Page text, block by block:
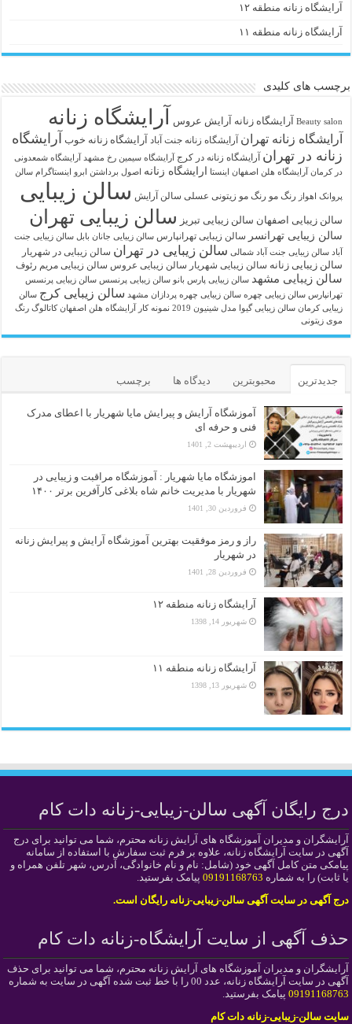
آرایشگاه زنانه منطقه ۱۲
آرایشگاه زنانه منطقه ۱۱
برچسب های کلیدی
Beauty salon آرايشگاه زنانه آرایش عروس آرایشگاه زنانه
آرایشگاه زنانه تهران آرایشگاه زنانه جنت آباد آرایشگاه زنانه خوب آرایشگاه
زنانه در تهران آرایشگاه زنانه در کرج آرایشگاه سیمین رخ مشهد
آرایشگاه شمعدونی
در کرمان آرایشگاه هلن اصفهان اینستا ارایشگاه زنانه اصول برداشتن ابرو اینستاگرام سالن
پروانک اهواز رنگ مو رنگ مو زیتونی عسلی سالن آرایش سالن زیبایی
سالن زیبایی اصفهان سالن زیبایی تبریز سالن زیبایی تهران
سالن زیبایی تهرانسر سالن زیبایی تهرانپارس سالن زیبایی جانان بابل سالن زیبایی جنت
آباد سالن زیبایی جنت آباد شمالی سالن زیبایی در تهران سالن زیبایی در شهریار
سالن زیبایی زنانه سالن زیبایی شهریار سالن زیبایی عروس سالن زیبایی مریم رئوف
سالن زیبایی مشهد سالن زیبایی پارس بانو سالن زیبایی پرنسس سالن زیبایی پرنسس
تهرانپارس سالن زیبایی چهره سالن زیبایی چهره پردازان مشهد سالن زیبایی کرج سالن
زیبایی کرمان سالن زیبایی گیوا مدل شینیون 2019 نمونه کار آرایشگاه هلن اصفهان کاتالوگ رنگ
موی زیتونی
جدیدترین محبوبترین دیدگاه ها برچسب
آموزشگاه آرایش و پیرایش مایا شهریار با اعطای مدرک
فنی و حرفه ای
اردیبهشت 2, 1401
اموزشگاه مایا شهریار : آموزشگاه مراقبت و زیبایی در
شهریار با مدیریت خانم شاه بلاغی کارآفرین برتر ۱۴۰۰
فروردین 30, 1401
راز و رمز موفقیت بهترین آموزشگاه آرایش و پیرایش زنانه
در شهریار
فروردین 28, 1401
آرایشگاه زنانه منطقه ۱۲
شهریور 14, 1398
آرایشگاه زنانه منطقه ۱۱
شهریور 13, 1398
درج رایگان آگهی سالن-زیبایی-زنانه دات کام
آرایشگران و مدیران آموزشگاه های آرایش زنانه محترم، شما می توانید برای درج
آگهی در سایت آرایشگاه زنانه، علاوه بر فرم ثبت سفارش با استفاده از سامانه
پیامکی متن کامل آگهی خود (شامل: نام و نام خانوادگی، آدرس، شهر تلفن همراه و
یا ثابت) را به شماره 09191168763 پیامک بفرستید.
درج آگهی در سایت آگهی سالن-زیبایی-زنانه رایگان است.
حذف آگهی از سایت آرایشگاه-زنانه دات کام
آرایشگران و مدیران آموزشگاه های آرایش زنانه محترم، شما می توانید برای حذف
آگهی در سایت آرایشگاه زنانه، عدد 00 را با خط ثبت شده آگهی در سایت به شماره
09191168763 پیامک بفرستید.
سایت سالن-زیبایی-زنانه دات کام